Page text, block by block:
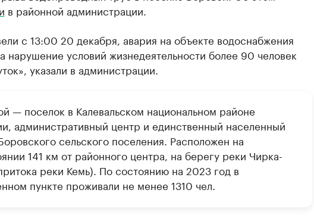
в районной администрации.
с 13:00 20 декабря, авария на объекте водоснабжения
нарушение условий жизнедеятельности более 90 человек
указали в администрации.
— поселок в Калевальском национальном районе
административный центр и единственный населенный
сельского поселения. Расположен на
141 км от районного центра, на берегу реки Чирка-
реки Кемь). По состоянию на 2023 год в
пункте проживали не менее 1310 чел.